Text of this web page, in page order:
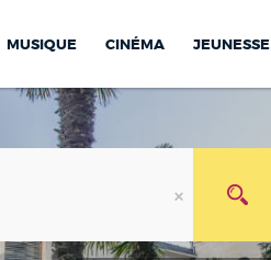
MUSIQUE CINÉMA JEUNESSE